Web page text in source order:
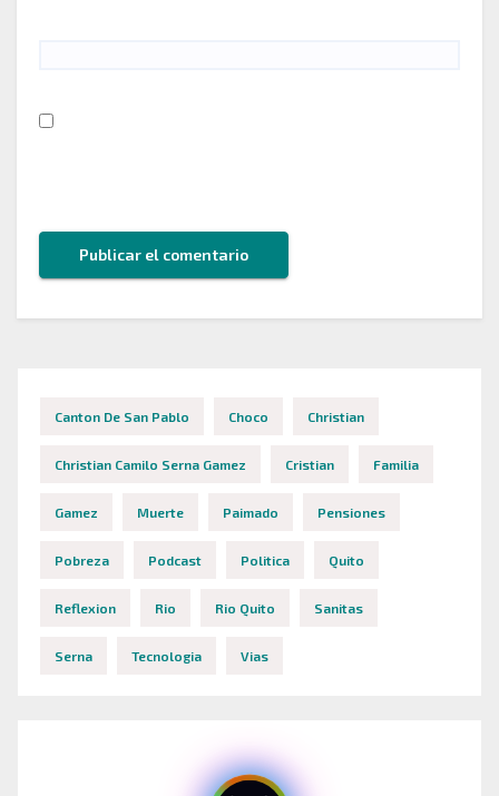
Canton De San Pablo Choco Christian
Christian Camilo Serna Gamez Cristian Familia
Gamez Muerte Paimado Pensiones
Pobreza Podcast Politica Quito
Reflexion Rio Rio Quito Sanitas
Serna Tecnologia Vias